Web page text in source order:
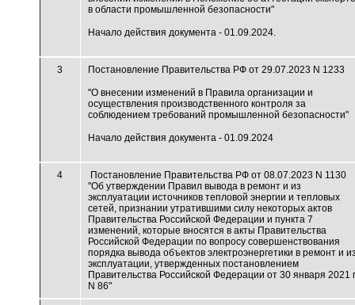
в области промышленной безопасности"
Начало действия документа - 01.09.2024.
3 Постановление Правительства РФ от 29.07.2023 N 1233
"О внесении изменений в Правила организации и
осуществления производственного контроля за
соблюдением требований промышленной безопасности"
Начало действия документа - 01.09.2024
4
Постановление Правительства РФ от 08.07.2023 N 1130
"Об утверждении Правил вывода в ремонт и из
эксплуатации источников тепловой энергии и тепловых
сетей, признании утратившими силу некоторых актов
Правительства Российской Федерации и пункта 7
изменений, которые вносятся в акты Правительства
Российской Федерации по вопросу совершенствования
порядка вывода объектов электроэнергетики в ремонт и
эксплуатации, утвержденных постановлением
Правительства Российской Федерации от 30 января 2021
N 86"